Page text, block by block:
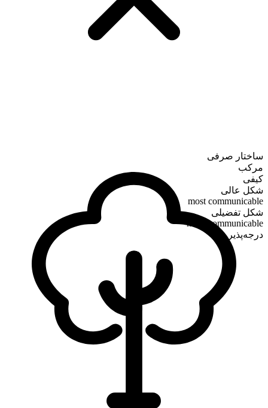
ساختار صرفی
مرکب
کیفی
شکل عالی
most communicable
شکل تفضیلی
more communicable
درجه‌پذیر